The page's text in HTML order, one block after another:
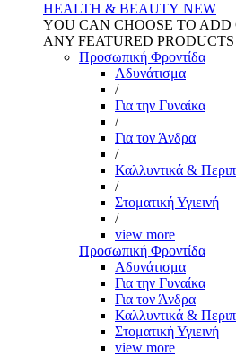
HEALTH & BEAUTY NEW
YOU CAN CHOOSE TO ADD
ANY FEATURED PRODUCTS
Προσωπική Φροντίδα
Αδυνάτισμα
/
Για την Γυναίκα
/
Για τον Άνδρα
/
Καλλυντικά &
/
Στοματική Υγιεινή
/
view more
Προσωπική Φροντίδα
Αδυνάτισμα
Για την Γυναίκα
Για τον Άνδρα
Καλλυντικά &
Στοματική Υγιεινή
view more